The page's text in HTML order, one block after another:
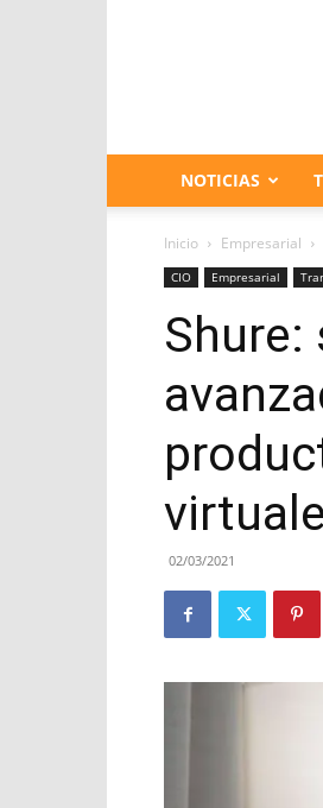
NOTICIAS
Inicio Empresarial
CIO Empresarial
Shure:
02/03/2021